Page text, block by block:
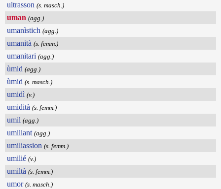
ultrasson (s. masch.)
uman (agg.)
umanìstich (agg.)
umanità (s. femm.)
umanitari (agg.)
ùmid (agg.)
ùmid (s. masch.)
umidì (v.)
umidità (s. femm.)
umil (agg.)
umiliant (agg.)
umiliassion (s. femm.)
umilié (v.)
umiltà (s. femm.)
umor (s. masch.)